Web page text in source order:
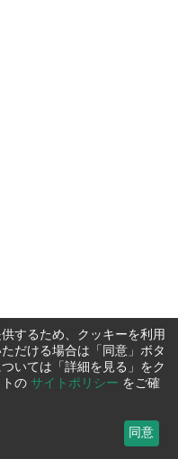
するため、クッキーを利用
だける場合は「同意」ボタ
いては「詳細を見る」をク
の サイトポリシー をご確
同意